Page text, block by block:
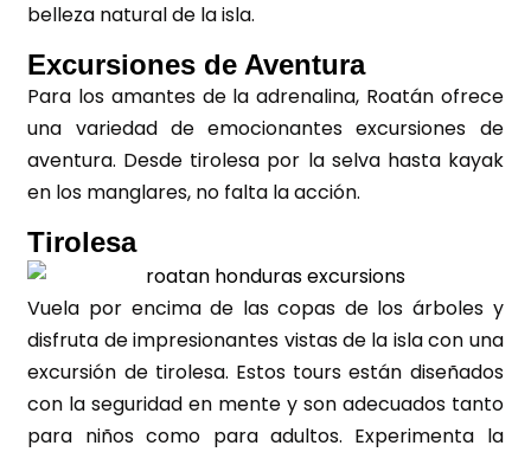
belleza natural de la isla.
Excursiones de Aventura
Para los amantes de la adrenalina, Roatán ofrece
una variedad de emocionantes excursiones de
aventura. Desde tirolesa por la selva hasta kayak
en los manglares, no falta la acción.
Tirolesa
Vuela por encima de las copas de los árboles y
disfruta de impresionantes vistas de la isla con una
excursión de tirolesa. Estos tours están diseñados
con la seguridad en mente y son adecuados tanto
para niños como para adultos. Experimenta la